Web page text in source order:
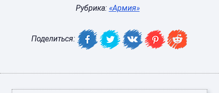
Рубрика: «Армия»
Поделиться: